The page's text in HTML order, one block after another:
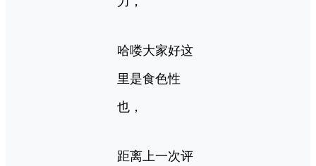
哈喽大家好这
里是食色性
也，
距离上一次评